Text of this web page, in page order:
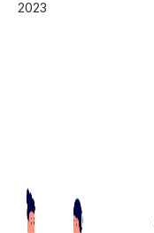
2023